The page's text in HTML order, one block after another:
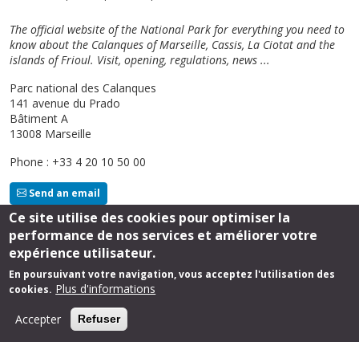
The official website of the National Park for everything you need to
know about the Calanques of Marseille, Cassis, La Ciotat and the
islands of Frioul. Visit, opening, regulations, news ...
Parc national des Calanques
141 avenue du Prado
Bâtiment A
13008 Marseille
Phone : +33 4 20 10 50 00
Send an email
Follow us
Ce site utilise des cookies pour optimiser la
performance de nos services et améliorer votre
expérience utilisateur.
En poursuivant votre navigation, vous acceptez l'utilisation des
cookies. Plus d'informations
Accepter
Refuser